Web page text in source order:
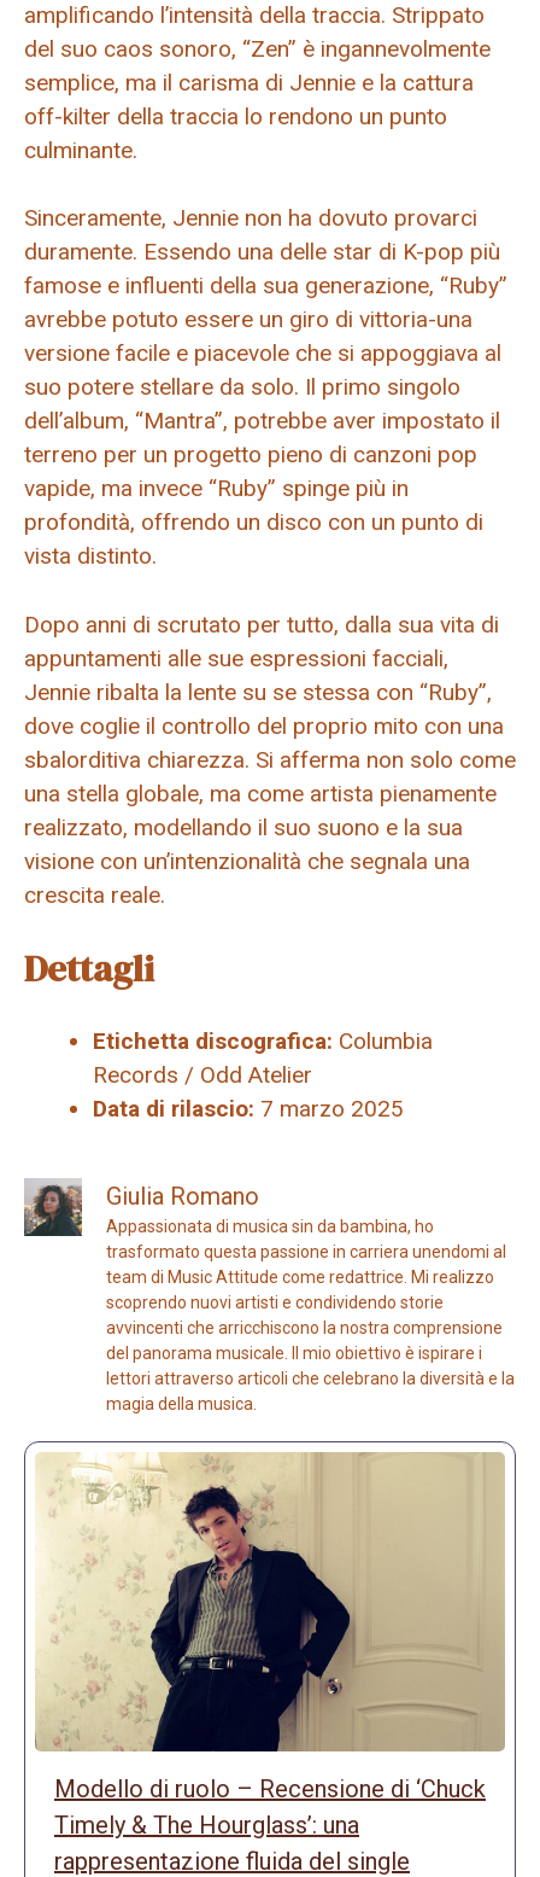
amplificando l’intensità della traccia. Strippato
del suo caos sonoro, “Zen” è ingannevolmente
semplice, ma il carisma di Jennie e la cattura
off-kilter della traccia lo rendono un punto
culminante.
Sinceramente, Jennie non ha dovuto provarci
duramente. Essendo una delle star di K-pop più
famose e influenti della sua generazione, “Ruby”
avrebbe potuto essere un giro di vittoria-una
versione facile e piacevole che si appoggiava al
suo potere stellare da solo. Il primo singolo
dell’album, “Mantra”, potrebbe aver impostato il
terreno per un progetto pieno di canzoni pop
vapide, ma invece “Ruby” spinge più in
profondità, offrendo un disco con un punto di
vista distinto.
Dopo anni di scrutato per tutto, dalla sua vita di
appuntamenti alle sue espressioni facciali,
Jennie ribalta la lente su se stessa con “Ruby”,
dove coglie il controllo del proprio mito con una
sbalorditiva chiarezza. Si afferma non solo come
una stella globale, ma come artista pienamente
realizzato, modellando il suo suono e la sua
visione con un’intenzionalità che segnala una
crescita reale.
Dettagli
Etichetta discografica: Columbia
Records / Odd Atelier
Data di rilascio: 7 marzo 2025
Giulia Romano
Appassionata di musica sin da bambina, ho
trasformato questa passione in carriera unendomi al
team di Music Attitude come redattrice. Mi realizzo
scoprendo nuovi artisti e condividendo storie
avvincenti che arricchiscono la nostra comprensione
del panorama musicale. Il mio obiettivo è ispirare i
lettori attraverso articoli che celebrano la diversità e la
magia della musica.
Modello di ruolo – Recensione di ‘Chuck
Timely & The Hourglass’: una
rappresentazione fluida del single